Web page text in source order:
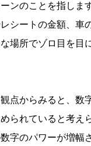
ンのことを指しま
シートの金額、車
場所でゾロ目を目
点からみると、数
られていると考え
字のパワーが増幅